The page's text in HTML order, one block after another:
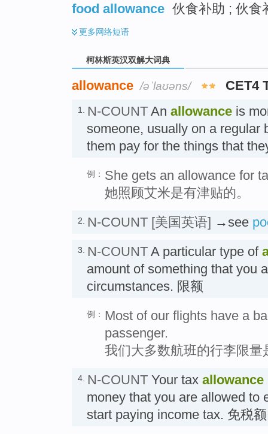
food allowance 伙食补助 ; 伙食
更多网络短语
柯林斯英汉双解大词典
allowance /əˈlaʊəns/ CET4
1. N-COUNT An allowance is
someone, usually on a regular
them pay for the things that
例： She gets an allowance for
她照顾艾米是有津贴的。
2. N-COUNT [美国英语] →see
3. N-COUNT A particular type of
amount of something that you
circumstances. 限额
例： Most of our flights have a
passenger.
我们大多数航班的行李限量
4. N-COUNT Your tax allowance
money that you are allowed to
start paying income tax. 免税